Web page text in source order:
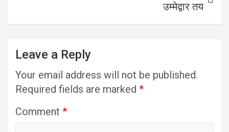
उम्मेद्वार तय
Leave a Reply
Your email address will not be published.
Required fields are marked *
Comment *